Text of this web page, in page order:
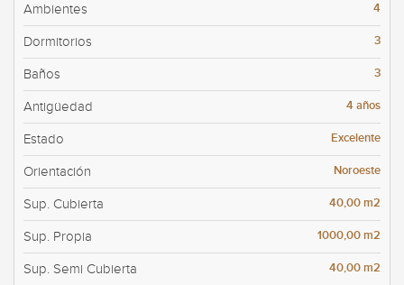
Ambientes 4
Dormitorios 3
Baños 3
Antigüedad 4 años
Estado Excelente
Orientación Noroeste
Sup. Cubierta 40,00 m2
Sup. Propia 1000,00 m2
Sup. Semi Cubierta 40,00 m2